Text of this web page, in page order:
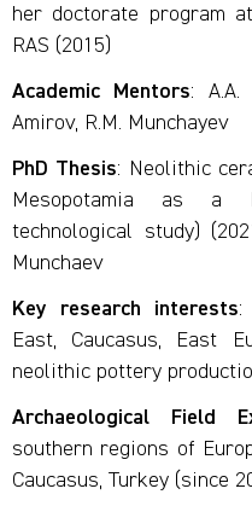
her doctorate program
RAS (2015)
Academic Mentors: A.A.
Amirov, R.M. Munchayev
PhD Thesis: Neolithic
Mesopotamia as a
technological study)
Munchaev
Key research interests:
East, Caucasus, East
neolithic pottery
Archaeological Field
southern regions of
Caucasus, Turkey (since